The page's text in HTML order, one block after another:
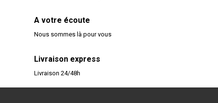
A votre écoute
Nous sommes là pour vous
Livraison express
Livraison 24/48h